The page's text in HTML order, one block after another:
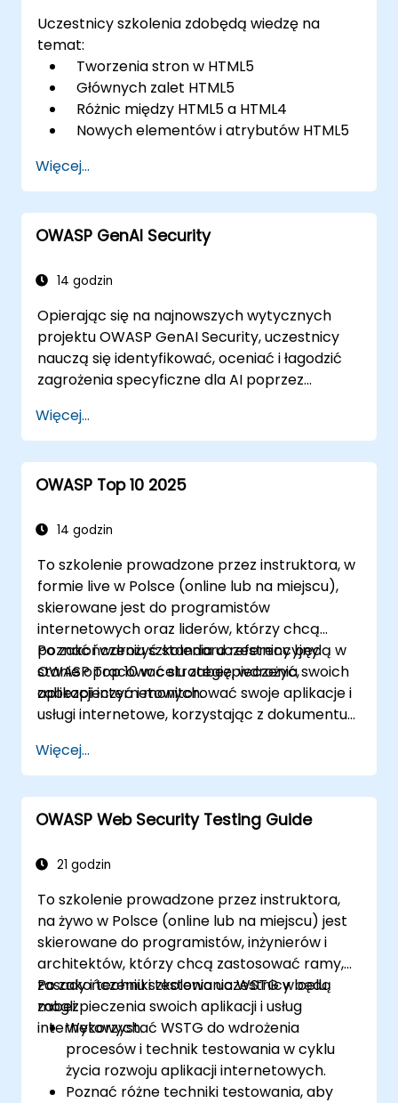
Uczestnicy szkolenia zdobędą wiedzę na
temat:
Tworzenia stron w HTML5
Głównych zalet HTML5
Różnic między HTML5 a HTML4
Nowych elementów i atrybutów HTML5
HTML5
Tworzenia formularzy
Web Storage dla aplikacji offline
Więcej...
OWASP GenAI Security
14 godzin
Opierając się na najnowszych wytycznych
projektu OWASP GenAI Security, uczestnicy
nauczą się identyfikować, oceniać i łagodzić
zagrożenia specyficzne dla AI poprzez
rzeczywistego świata.
Więcej...
OWASP Top 10 2025
14 godzin
To szkolenie prowadzone przez instruktora, w
formie live w Polsce (online lub na miejscu),
skierowane jest do programistów
internetowych oraz liderów, którzy chcą
poznać i wdrożyć standard referencyjny
OWASP Top 10 w celu zabezpieczenia swoich
aplikacji internetowych.
Po zakończeniu szkolenia uczestnicy będą w
stanie opracować strategię, wdrożyć,
zabezpieczyć i monitorować swoje aplikacje i
usługi internetowe, korzystając z dokumentu
Więcej...
OWASP Web Security Testing Guide
21 godzin
To szkolenie prowadzone przez instruktora,
na żywo w Polsce (online lub na miejscu) jest
skierowane do programistów, inżynierów i
architektów, którzy chcą zastosować ramy,
zasady i techniki testowania WSTG w celu
zabezpieczenia swoich aplikacji i usług
internetowych.
Po zakończeniu szkolenia uczestnicy będą
mogli:
Wykorzystać WSTG do wdrożenia
procesów i technik testowania w cyklu
życia rozwoju aplikacji internetowych.
Poznać różne techniki testowania, aby